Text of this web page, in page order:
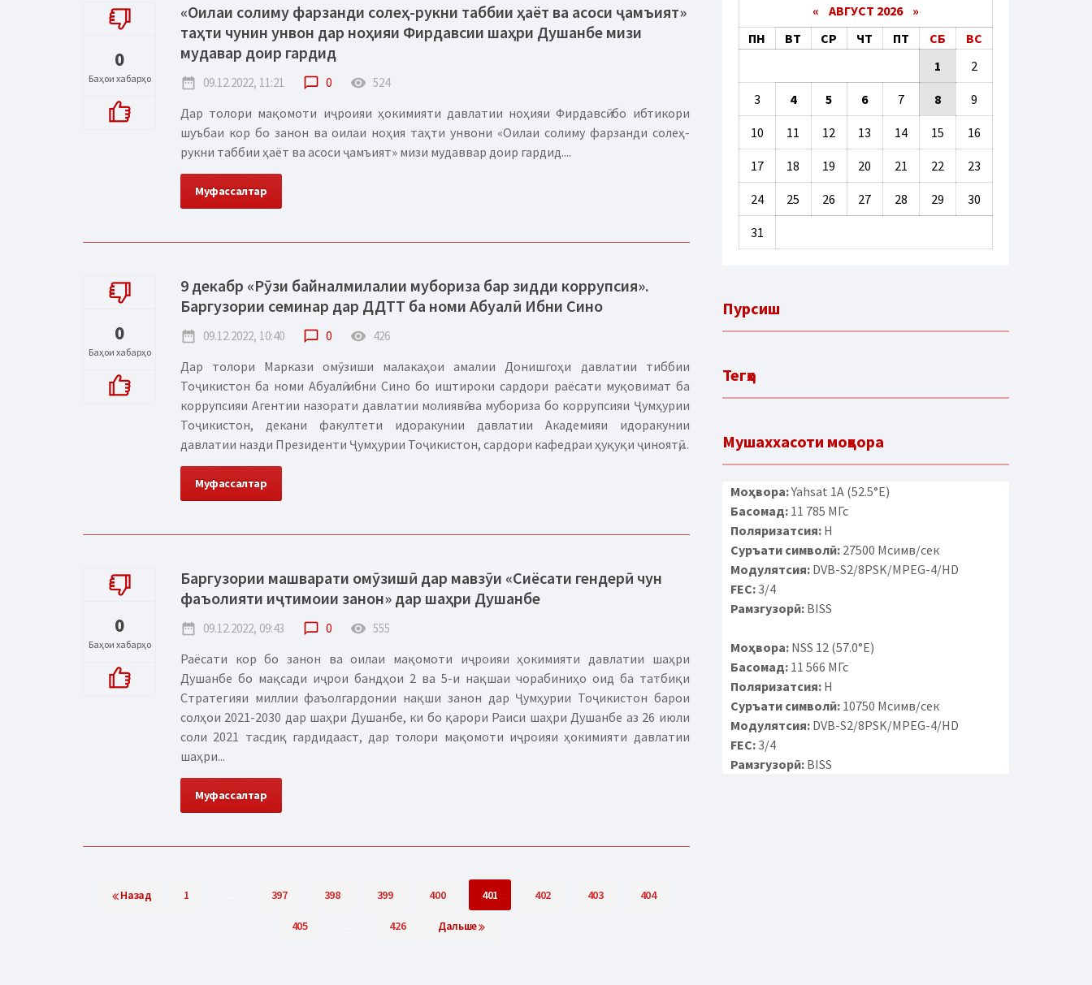
0
Баҳои хабарҳо
«Оилаи солиму фарзанди солеҳ-рукни таббии ҳаёт ва асоси ҷамъият»
таҳти чунин унвон дар ноҳияи Фирдавсии шаҳри Душанбе мизи
мудавар доир гардид
date_range 09.12.2022, 11:21 chat_bubble_outline 0 remove_red_eye 524
Дар толори мақомоти иҷроияи ҳокимияти давлатии ноҳияи Фирдавсӣ бо ибтикори
шуъбаи кор бо занон ва оилаи ноҳия таҳти унвони «Оилаи солиму фарзанди солеҳ-
рукни таббии ҳаёт ва асоси ҷамъият» мизи мудаввар доир гардид....
Муфассалтар
0
Баҳои хабарҳо
9 декабр «Рӯзи байналмилалии мубориза бар зидди коррупсия».
Баргузории семинар дар ДДТТ ба номи Абуалӣ Ибни Сино
date_range 09.12.2022, 10:40 chat_bubble_outline 0 remove_red_eye 426
Дар толори Маркази омӯзиши малакаҳои амалии Донишгоҳи давлатии тиббии
Тоҷикистон ба номи Абуалӣ ибни Сино бо иштироки сардори раёсати муқовимат ба
коррупсияи Агентии назорати давлатии молиявӣ ва мубориза бо коррупсияи Ҷумҳурии
Тоҷикистон, декани факултети идоракунии давлатии Академияи идоракунии
давлатии назди Президенти Ҷумҳурии Тоҷикистон, сардори кафедраи ҳуқуқи ҷиноятӣ,...
Муфассалтар
0
Баҳои хабарҳо
Баргузории машварати омӯзишӣ дар мавзӯи «Сиёсати гендерӣ чун
фаъолияти иҷтимоии занон» дар шаҳри Душанбе
date_range 09.12.2022, 09:43 chat_bubble_outline 0 remove_red_eye 555
Раёсати кор бо занон ва оилаи мақомоти иҷроияи ҳокимияти давлатии шаҳри
Душанбе бо мақсади иҷрои бандҳои 2 ва 5-и нақшаи чорабиниҳо оид ба татбиқи
Стратегияи миллии фаъолгардонии нақши занон дар Ҷумҳурии Тоҷикистон барои
солҳои 2021-2030 дар шаҳри Душанбе, ки бо қарори Раиси шаҳри Душанбе аз 26 июли
соли 2021 тасдиқ гардидааст, дар толори мақомоти иҷроияи ҳокимияти давлатии
шаҳри...
Муфассалтар
Назад 1 397 398 399 400 401 402 403 404
405 426 Дальше
« АВГУСТ 2026 »
ПН
ВТ СР ЧТ ПТ СБ
ВС
1
2
3 4 5 6 7 8 9
10 11 12 13 14 15 16
17 18 19 20 21 22 23
24 25 26 27 28 29 30
31
Пурсиш
Тегҳо
Мушаххасоти моҳвора
Моҳвора:Yahsat 1A (52.5°E)
Басомад:11 785 МГс
Поляризатсия:H
Суръати символӣ:27500 Мсимв/сек
Модулятсия:DVB-S2/8PSK/MPEG-4/HD
FEC:3/4
Рамзгузорӣ:BISS
Моҳвора:NSS 12 (57.0°E)
Басомад:11 566 МГс
Поляризатсия:H
Суръати символӣ:10750 Мсимв/сек
Модулятсия:DVB-S2/8PSK/MPEG-4/HD
FEC:3/4
Рамзгузорӣ:BISS